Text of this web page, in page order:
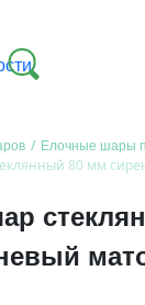
/ Елочные шары
80 мм